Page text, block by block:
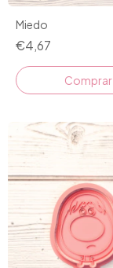
Miedo
€4,67
Comprar